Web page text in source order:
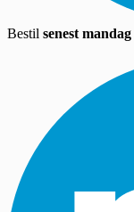
Bestil senest mandag